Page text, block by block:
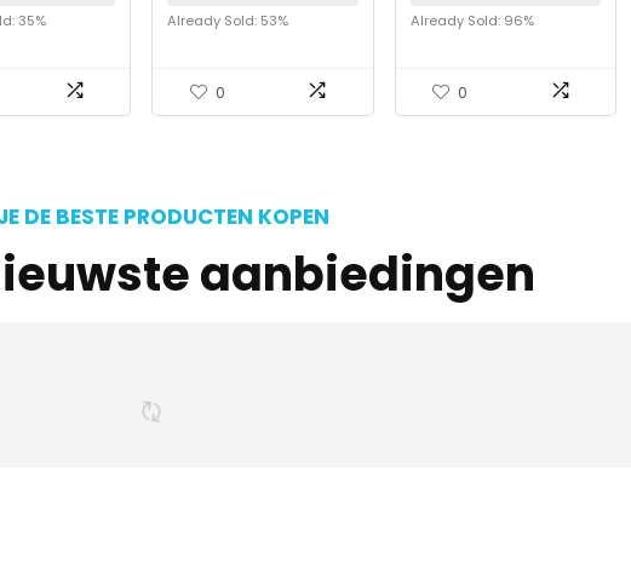
35%
3.2 3.6 A3 A4 A5 A6L A7
A8L Q3 Q5 Q7 Four
Already Sold: 53%
0
mengpigment autolak
Already Sold: 96%
0
DE BESTE PRODUCTEN KOPEN
aanbiedingen